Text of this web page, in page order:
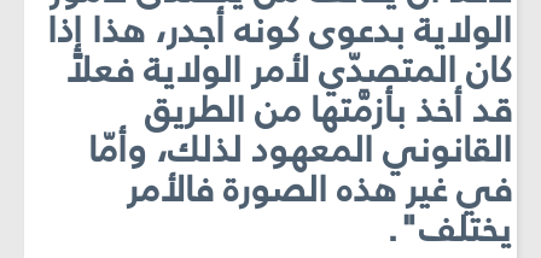
الولاية بدعوى كونه أجدر، هذا إذا
كان المتصدّي لأمر الولاية فعلاً
قد أخذ بأزمَّتها من الطريق
القانوني المعهود لذلك، وأمّا
في غير هذه الصورة فالأمر
يختلف".